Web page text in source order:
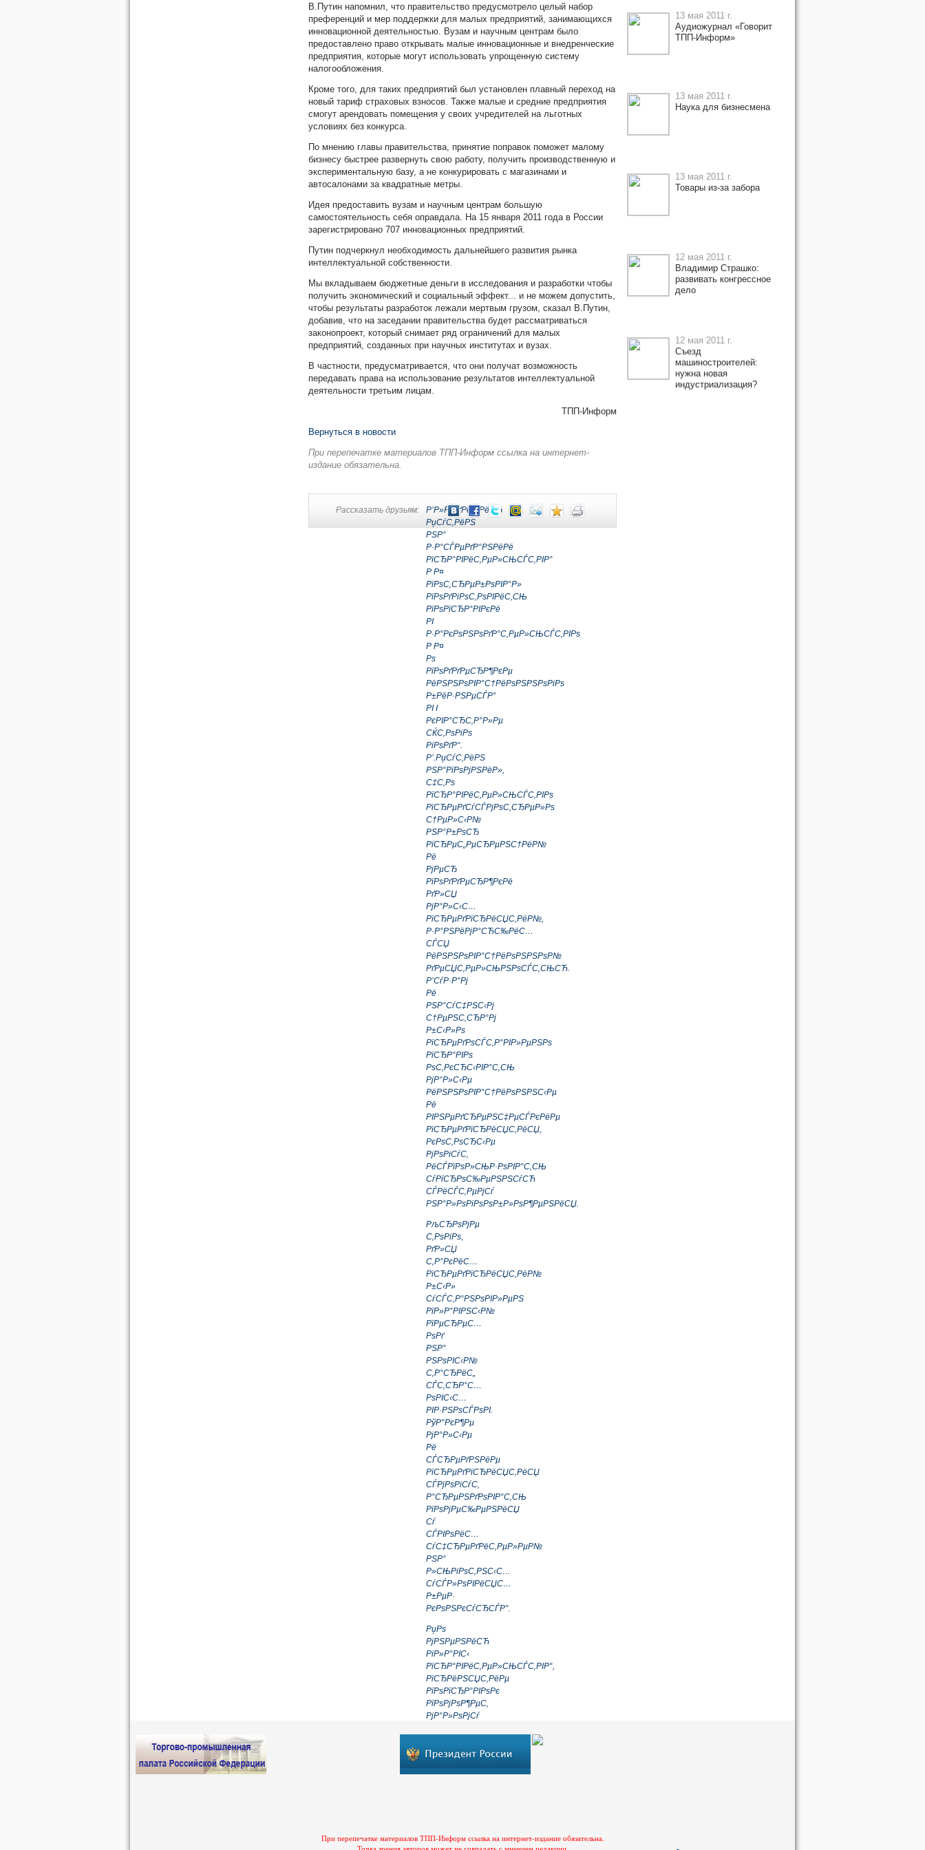
В.Путин напомнил, что правительство предусмотрело целый набор
преференций и мер поддержки для малых предприятий, занимающихся
инновационной деятельностью. Вузам и научным центрам было
предоставлено право открывать малые инновационные и внедренческие
предприятия, которые могут использовать упрощенную систему
налогообложения.
Кроме того, для таких предприятий был установлен плавный переход на
новый тариф страховых взносов. Также малые и средние предприятия
смогут арендовать помещения у своих учредителей на льготных
условиях без конкурса.
По мнению главы правительства, принятие поправок поможет малому
бизнесу быстрее развернуть свою работу, получить производственную и
экспериментальную базу, а не конкурировать с магазинами и
автосалонами за квадратные метры.
Идея предоставить вузам и научным центрам большую
самостоятельность себя оправдала. На 15 января 2011 года в России
зарегистрировано 707 инновационных предприятий.
Путин подчеркнул необходимость дальнейшего развития рынка
интеллектуальной собственности.
Мы вкладываем бюджетные деньги в исследования и разработки чтобы
получить экономический и социальный эффект... и не можем допустить,
чтобы результаты разработок лежали мертвым грузом, сказал В.Путин,
добавив, что на заседании правительства будет рассматриваться
законопроект, который снимает ряд ограничений для малых
предприятий, созданных при научных институтах и вузах.
В частности, предусматривается, что они получат возможность
передавать права на использование результатов интеллектуальной
деятельности третьим лицам.
ТПП-Информ
Вернуться в новости
При перепечатке материалов ТПП-Информ ссылка на интернет-
издание обязательна.
Рассказать друзьям:
Р’Р»Р°РґРёРјРёСЂ
РџСѓС‚РёРЅ
РЅР°
Р·Р°СЃРµРґР°РЅРёРё
РїСЂР°РІРёС‚РµР»СЊСЃС‚РІР°
Р Р¤
РїРѕС‚СЂРµР±РѕРІР°Р»
РїРѕРґРіРѕС‚РѕРІРёС‚СЊ
РїРѕРїСЂР°РІРєРё
РІ
Р·Р°РєРѕРЅРѕРґР°С‚РµР»СЊСЃС‚РІРѕ
Р Р¤
Рѕ
РїРѕРґРґРµСЂР¶РєРµ
РёРЅРЅРѕРІР°С†РёРѕРЅРЅРѕРіРѕ
Р±РёР·РЅРµСЃР°
РІ I
РєРІР°СЂС‚Р°Р»Рµ
СЌС‚РѕРіРѕ
РіРѕРґР°.
Р’.РџСѓС‚РёРЅ
РЅР°РїРѕРјРЅРёР»,
С‡С‚Рѕ
РїСЂР°РІРёС‚РµР»СЊСЃС‚РІРѕ
РїСЂРµРґСѓСЃРјРѕС‚СЂРµР»Рѕ
С†РµР»С‹Р№
РЅР°Р±РѕСЂ
РїСЂРµС„РµСЂРµРЅС†РёР№
Рё
РјРµСЂ
РїРѕРґРґРµСЂР¶РєРё
РґР»СЏ
РјР°Р»С‹С…
РїСЂРµРґРїСЂРёСЏС‚РёР№,
Р·Р°РЅРёРјР°СЋС‰РёС…
СЃСЏ
РёРЅРЅРѕРІР°С†РёРѕРЅРЅРѕР№
РґРµСЏС‚РµР»СЊРЅРѕСЃС‚СЊСЋ.
Р’СѓР·Р°Рј
Рё
РЅР°СѓС‡РЅС‹Рј
С†РµРЅС‚СЂР°Рј
Р±С‹Р»Рѕ
РїСЂРµРґРѕСЃС‚Р°РІР»РµРЅРѕ
РїСЂР°РІРѕ
РѕС‚РєСЂС‹РІР°С‚СЊ
РјР°Р»С‹Рµ
РёРЅРЅРѕРІР°С†РёРѕРЅРЅС‹Рµ
Рё
РІРЅРµРґСЂРµРЅС‡РµСЃРєРёРµ
РїСЂРµРґРїСЂРёСЏС‚РёСЏ,
РєРѕС‚РѕСЂС‹Рµ
РјРѕРіСѓС‚
РёСЃРїРѕР»СЊР·РѕРІР°С‚СЊ
СѓРїСЂРѕС‰РµРЅРЅСѓСЋ
СЃРёСЃС‚РµРјСѓ
РЅР°Р»РѕРіРѕРѕР±Р»РѕР¶РµРЅРёСЏ.
РљСЂРѕРјРµ
С‚РѕРіРѕ,
РґР»СЏ
С‚Р°РєРёС…
РїСЂРµРґРїСЂРёСЏС‚РёР№
Р±С‹Р»
СѓСЃС‚Р°РЅРѕРІР»РµРЅ
РїР»Р°РІРЅС‹Р№
РїРµСЂРµС…
РѕРґ
РЅР°
РЅРѕРІС‹Р№
С‚Р°СЂРёС„
СЃС‚СЂР°С…
РѕРІС‹С…
РІР·РЅРѕСЃРѕРІ.
РўР°РєР¶Рµ
РјР°Р»С‹Рµ
Рё
СЃСЂРµРґРЅРёРµ
РїСЂРµРґРїСЂРёСЏС‚РёСЏ
СЃРјРѕРіСѓС‚
Р°СЂРµРЅРґРѕРІР°С‚СЊ
РїРѕРјРµС‰РµРЅРёСЏ
Сѓ
СЃРІРѕРёС…
СѓС‡СЂРµРґРёС‚РµР»РµР№
РЅР°
Р»СЊРіРѕС‚РЅС‹С…
СѓСЃР»РѕРІРёСЏС…
Р±РµР·
РєРѕРЅРєСѓСЂСЃР°.
РџРѕ
РјРЅРµРЅРёСЋ
РіР»Р°РІС‹
РїСЂР°РІРёС‚РµР»СЊСЃС‚РІР°,
РїСЂРёРЅСЏС‚РёРµ
РїРѕРїСЂР°РІРѕРє
РїРѕРјРѕР¶РµС‚
РјР°Р»РѕРјСѓ
СЂР°Р·РІРµСЂРЅСѓС‚СЊ
Р±Р°Р·Сѓ,
13 мая 2011 г.
Аудиожурнал «Говорит
ТПП-Информ»
13 мая 2011 г.
Наука для бизнесмена
13 мая 2011 г.
Товары из-за забора
12 мая 2011 г.
Владимир Страшко:
развивать конгрессное
дело
12 мая 2011 г.
Съезд
машиностроителей:
нужна новая
индустриализация?
При перепечатке материалов ТПП-Информ ссылка на интернет-издание обязательна.